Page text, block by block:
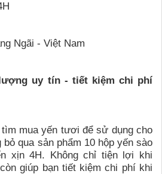
Ngãi - Việt Nam
uy tín - tiết kiệm chi phí
mua yến tươi để sử dụng cho
qua sản phẩm 10 hộp yến sào
xịn 4H. Không chỉ tiện lợi khi
giúp bạn tiết kiệm chi phí khi